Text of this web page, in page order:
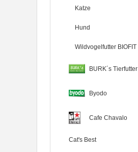
Katze
Hund
Wildvogelfutter BIOFIT
BURK´s Tierfutter
Byodo
Cafe Chavalo
Cat's Best